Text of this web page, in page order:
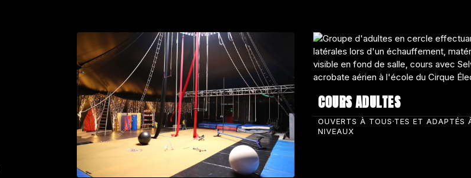
COURS ADULTES
OUVERTS À TOUS·TES ET ADAPTÉS
NIVEAUX